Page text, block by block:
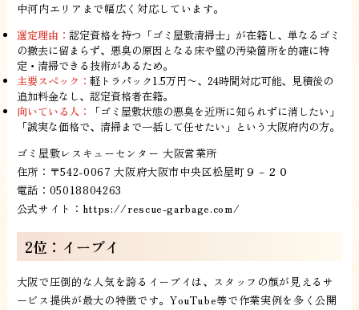
中河内エリアまで幅広く対応しています。
選定理由： 認定資格を持つ「ゴミ屋敷清掃士」が在籍し、単なるゴミ
の撤去に留まらず、悪臭の原因となる床や壁の汚染箇所を的確に特
定・清掃できる技術があるため。
主要スペック： 軽トラパック1.5万円〜、24時間対応可能、見積後の
追加料金なし、認定資格者在籍。
向いている人：
「ゴミ屋敷状態の悪臭を近所に知られずに消したい」
「誠実な価格で、清掃まで一括して任せたい」という大阪府内の方。
ゴミ屋敷レスキューセンター 大阪営業所
住所：〒542-0067 大阪府大阪市中央区松屋町９－２０
電話：05018804263
公式サイト： https://rescue-garbage.com/
2位：イーブイ
大阪で圧倒的な人気を誇るイーブイは、スタッフの顔が見えるサ
ービス提供が最大の特徴です。YouTube等で作業実例を多く公開